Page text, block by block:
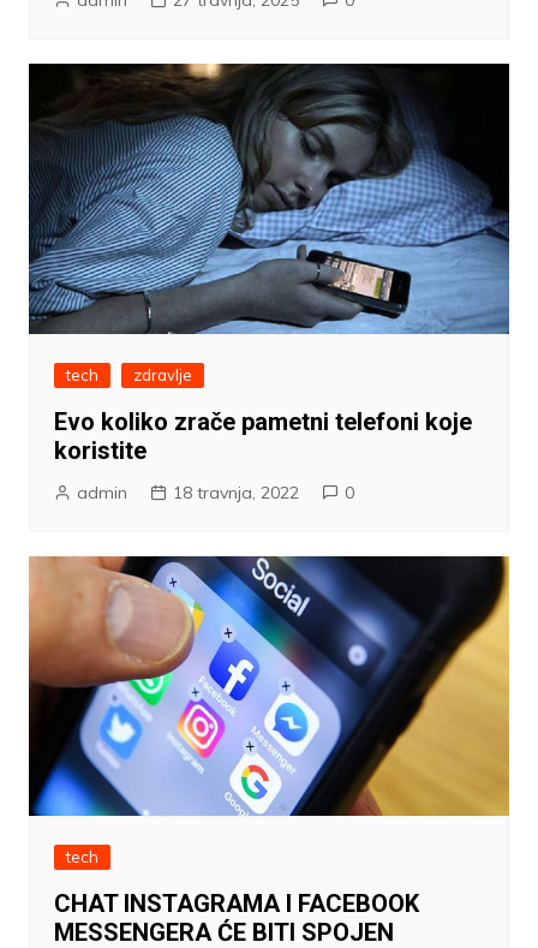
tech zdravlje
Evo koliko zrače pametni telefoni koje
koristite
admin 18 travnja, 2022 0
tech
CHAT INSTAGRAMA I FACEBOOK
MESSENGERA ĆE BITI SPOJEN